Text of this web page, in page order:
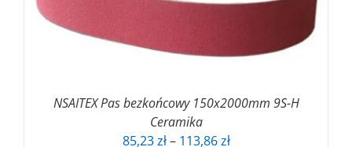
NSAITEX Pas bezkońcowy 150x2000mm 9S-H
Ceramika
85,23zł – 113,86złZakres